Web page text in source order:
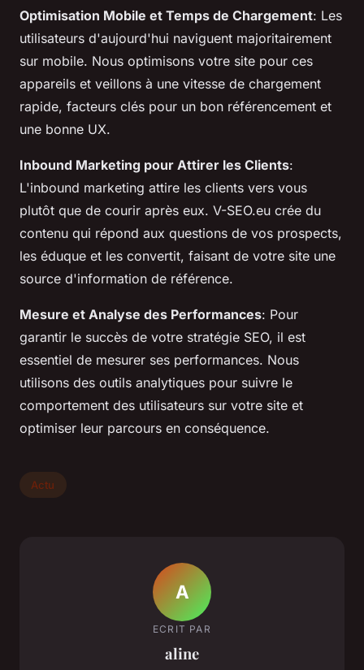
Optimisation Mobile et Temps de Chargement: Les
utilisateurs d'aujourd'hui naviguent majoritairement
sur mobile. Nous optimisons votre site pour ces
appareils et veillons à une vitesse de chargement
rapide, facteurs clés pour un bon référencement et
une bonne UX.
Inbound Marketing pour Attirer les Clients:
L'inbound marketing attire les clients vers vous
plutôt que de courir après eux. V-SEO.eu crée du
contenu qui répond aux questions de vos prospects,
les éduque et les convertit, faisant de votre site une
source d'information de référence.
Mesure et Analyse des Performances: Pour
garantir le succès de votre stratégie SEO, il est
essentiel de mesurer ses performances. Nous
utilisons des outils analytiques pour suivre le
comportement des utilisateurs sur votre site et
optimiser leur parcours en conséquence.
Actu
A
ECRIT PAR
aline